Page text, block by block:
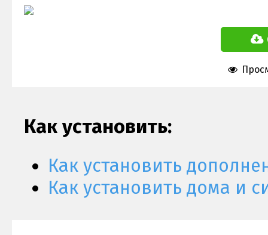
Как установить:
Как установить
Как установить дома и